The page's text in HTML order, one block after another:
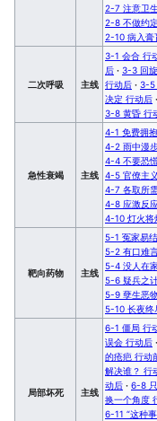
2-7 注意卫
2-8 不做约
2-10 病入膏
二次呼吸 主线
3-1 会合 行
后 · 3-3 回
行动后 · 3-5
决定 行动后 ·
3-8 黄昏 行
急性衰竭 主线
4-1 免费拥
4-2 雨中漫
4-4 不要恐
4-5 官僚主
4-7 各取所
4-8 应激反
4-10 灯火将
靶向药物 主线
5-1 冤家易
5-2 有口难
5-4 没人在
5-6 疑兵之
5-9 孽生恶
5-10 长夜终
局部坏死 主线
6-1 僵局 行
误会 行动后 ·
的疮疤 行动
解决谁？ 行
动后 · 6-8
换一个角度
6-11 “这种